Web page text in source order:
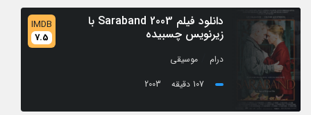
دانلود فیلم Saraband 2003 با
زیرنویس چسبیده
IMDB
7.5
درام
موسیقی
107 دقیقه
2003